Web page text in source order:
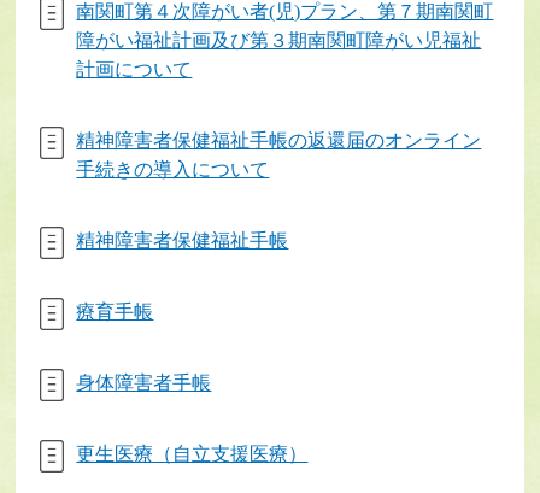
南関町第４次障がい者(児)プラン、第７期南関町
障がい福祉計画及び第３期南関町障がい児福祉
計画について
精神障害者保健福祉手帳の返還届のオンライン
手続きの導入について
精神障害者保健福祉手帳
療育手帳
身体障害者手帳
更生医療（自立支援医療）